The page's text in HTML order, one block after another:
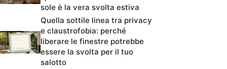
sole è la vera svolta estiva
Quella sottile linea tra privacy
e claustrofobia: perché
liberare le finestre potrebbe
essere la svolta per il tuo
salotto